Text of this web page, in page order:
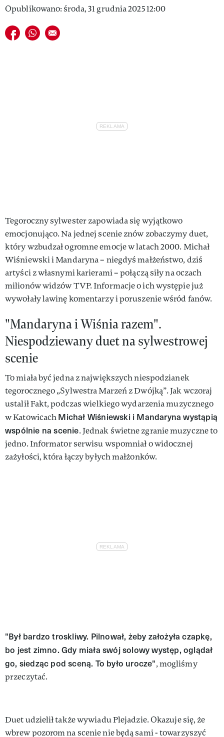
Opublikowano: środa, 31 grudnia 2025 12:00
Udostępnij na facebook
Udostępnij na whatsapp
E-mail do przyjaciela
Tegoroczny sylwester zapowiada się wyjątkowo
emocjonująco. Na jednej scenie znów zobaczymy duet,
który wzbudzał ogromne emocje w latach 2000. Michał
Wiśniewski i Mandaryna – niegdyś małżeństwo, dziś
artyści z własnymi karierami – połączą siły na oczach
milionów widzów TVP. Informacje o ich występie już
wywołały lawinę komentarzy i poruszenie wśród fanów.
"Mandaryna i Wiśnia razem".
Niespodziewany duet na sylwestrowej
scenie
To miała być jedna z największych niespodzianek
tegorocznego „Sylwestra Marzeń z Dwójką”. Jak wczoraj
ustalił Fakt, podczas wielkiego wydarzenia muzycznego
w KatowicachMichał Wiśniewski i Mandaryna wystąpią
wspólnie na scenie. Jednak świetne zgranie muzyczne to
jedno. Informator serwisu wspomniał o widocznej
zażyłości, która łączy byłych małżonków.
"Był bardzo troskliwy. Pilnował, żeby założyła czapkę,
bo jest zimno. Gdy miała swój solowy występ, oglądał
go, siedząc pod sceną. To było urocze", mogliśmy
przeczytać.
Duet udzielił także wywiadu Plejadzie. Okazuje się, że
wbrew pozorom na scenie nie będą sami - towarzyszyć